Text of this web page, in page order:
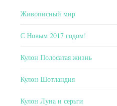
Живописный мир
С Новым 2017 годом!
Кулон Полосатая жизнь
Кулон Шотландия
Кулон Луна и серьги